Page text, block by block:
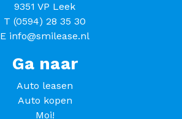
9351 VP Leek
T (0594) 28 35 30
E info@smilease.nl
Ga naar
Auto leasen
Auto kopen
Moi!